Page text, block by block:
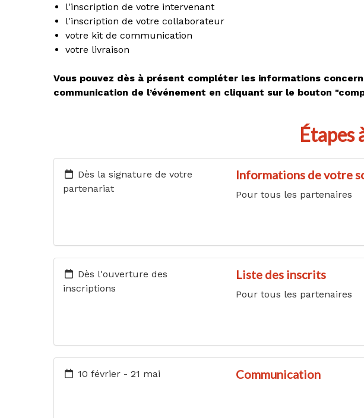
l'inscription de votre intervenant
l'inscription de votre collaborateur
votre kit de communication
votre livraison
Vous pouvez dès à présent compléter les informations
communication de l’événement en cliquant sur le bouton
Étapes
Dès la signature de votre
partenariat
Informations de votre
Pour tous les partenaires
Dès l'ouverture des
inscriptions
Liste des inscrits
Pour tous les partenaires
10 février - 21 mai Communication